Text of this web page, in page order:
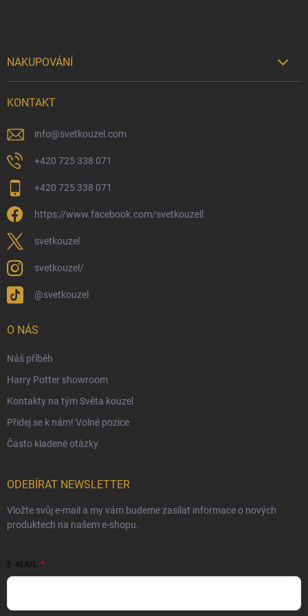
NAKUPOVÁNÍ 
Kamenný obchod
Dárkový rádce 🎁
Reklamace a vrácení zboží
Věrnostní program
Velkoobchod
Ekologické balení objednávek
Podmínky ochrany osobních údajů
Ochranné známky a autorská práva
KONTAKT
info@svetkouzel.com
+420 725 338 071
+420 725 338 071
https://www.facebook.com/svetkouzell
svetkouzel
svetkouzel/
@svetkouzel
O NÁS
Náš příběh
Harry Potter showroom
Kontakty na tým Světa kouzel
Přidej se k nám! Volné pozice
Často kladené otázky
ODEBÍRAT NEWSLETTER
Vložte svůj e-mail a my vám budeme zasílat informace o nových
produktech na našem e-shopu.
E-MAIL